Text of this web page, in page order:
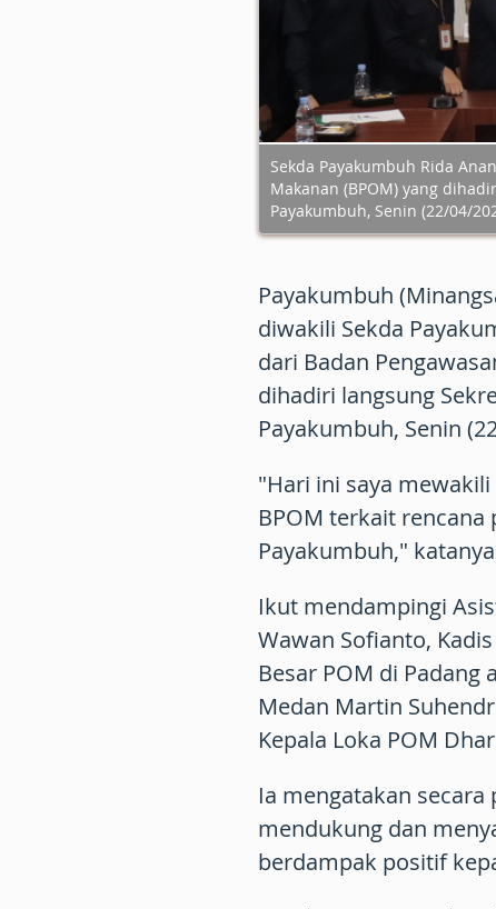
Sekda Payakumbuh Rida
Makanan (BPOM) yang
Payakumbuh, Senin (22/04/
Payakumbuh
diwakili Sekda
dari Badan
dihadiri langsung
Payakumbuh, Senin
"Hari ini saya
BPOM terkait rencana
Payakumbuh,"
Ikut mendampingi
Wawan Sofianto,
Besar POM di Padang
Medan Martin
Kepala Loka POM
Ia mengatakan
mendukung dan
berdampak positif